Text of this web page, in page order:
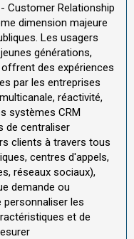
Customer Relationship
dimension majeure
Les usagers
générations,
des expériences
par les entreprises
réactivité,
systèmes CRM
de centraliser
clients à travers tous
centres d'appels,
réseaux sociaux),
demande ou
les
et de